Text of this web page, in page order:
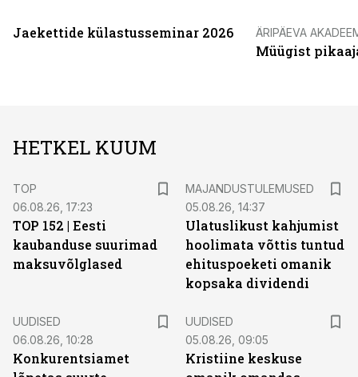
Jaekettide külastusseminar 2026 ÄRIPÄEVA
Müügist
HETKEL KUUM
TOP
06.08.26, 17:23
TOP 152 | Eesti
kaubanduse suurimad
maksuvõlglased
MAJANDUSTULEMUSED
05.08.26, 14:37
Ulatuslikust kahjumist
hoolimata võttis tuntud
ehituspoeketi omanik
kopsaka dividendi
UUDISED
06.08.26, 10:28
Konkurentsiamet
UUDISED
05.08.26, 09:05
Kristiine keskuse